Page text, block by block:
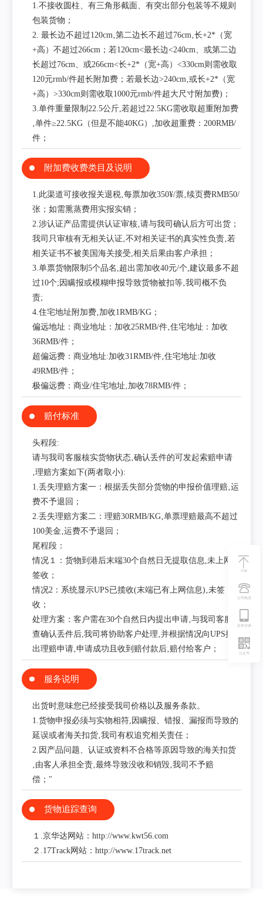
TOP
公司电话
合作洽谈
公众号
1.不接收圆柱、有三角形截面、有突出部分包装等不规则
包装货物；
2. 最长边不超过120cm‚第二边长不超过76cm‚长+2*（宽
+高）不超过266cm；若120cm<最长边<240cm、或第二边
长超过76cm、或266cm<长+2*（宽+高）<330cm则需收取
120元rmb/件超长附加费；若最长边>240cm‚或长+2*（宽
+高）>330cm则需收取1000元rmb/件超大尺寸附加费)；
3.单件重量限制22.5公斤,若超过22.5KG需收取超重附加费
‚单件≥22.5KG（但是不能40KG）,加收超重费：200RMB/
件；
附加费收费类目及说明
1.此渠道可接收报关退税‚每票加收350¥/票‚续页费RMB50/
张；如需熏蒸费用实报实销；
2.涉认证产品需提供认证审核‚请与我司确认后方可出货；
我司只审核有无相关认证‚不对相关证书的真实性负责‚若
相关证书不被美国海关接受,相关后果由客户承担；
3.单票货物限制5个品名,超出需加收40元/个,建议最多不超
过10个;因瞒报或模糊申报导致货物被扣等‚我司概不负
责;
4.住宅地址附加费‚加收1RMB/KG；
偏远地址：商业地址：加收25RMB/件‚住宅地址：加收
36RMB/件；
超偏远费：商业地址:加收31RMB/件‚住宅地址:加收
49RMB/件；
极偏远费：商业/住宅地址‚加收78RMB/件；
赔付标准
头程段:
请与我司客服核实货物状态‚确认丢件的可发起索赔申请
‚理赔方案如下(两者取小):
1.丢失理赔方案一：根据丢失部分货物的申报价值理赔‚运
费不予退回；
2.丢失理赔方案二：理赔30RMB/KG‚单票理赔最高不超过
100美金‚运费不予退回；
尾程段：
情况１：货物到港后末端30个自然日无提取信息,未上网未
签收；
情况2：系统显示UPS已揽收(末端已有上网信息)‚未签
收；
处理方案：客户需在30个自然日内提出申请‚与我司客服核
查确认丢件后,我司将协助客户处理‚并根据情况向UPS提
出理赔申请‚申请成功且收到赔付款后‚赔付给客户；
服务说明
出货时意味您已经接受我司价格以及服务条款。
1.货物申报必须与实物相符,因瞒报、错报、漏报而导致的
延误或者海关扣货‚我司有权追究相关责任；
2.因产品问题、认证或资料不合格等原因导致的海关扣货
‚由客人承担全责‚最终导致没收和销毁‚我司不予赔
偿；"
货物追踪查询
１.京华达网站：http://www.kwt56.com
２.17Track网站：http://www.17track.net